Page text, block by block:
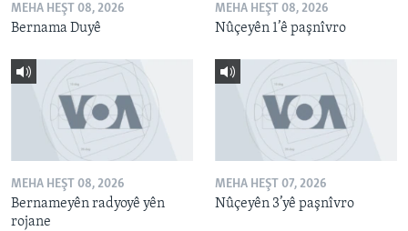
MEHA HEŞT 08, 2026
Bernama Duyê
MEHA HEŞT 08, 2026
Nûçeyên 1’ê paşnîvro
MEHA HEŞT 08, 2026
Bernameyên radyoyê yên
rojane
MEHA HEŞT 07, 2026
Nûçeyên 3’yê paşnîvro